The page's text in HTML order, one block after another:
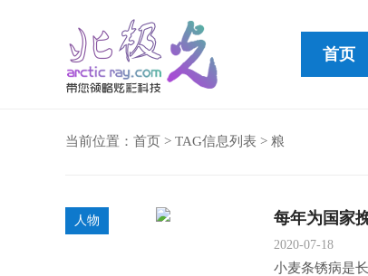
首页
当前位置： 首页 > TAG信息列表 > 粮
人物 每年为国家
2020-07-18
小麦条锈病是
Cleer STAGE便携